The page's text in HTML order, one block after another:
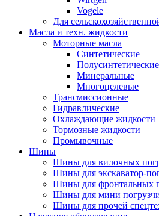
Vogele
Для
Масла и техн. жидкости
Моторные масла
Синтетические
Полусинтетические
Минеральные
Многоцелевые
Трансмиссионные
Гидравлические
Охлаждающие жидкости
Тормозные жидкости
Промывочные
Шины
Шины для вилочных
Шины для экскаватор-
Шины для фронтальных
Шины для мини
Шины для прочей